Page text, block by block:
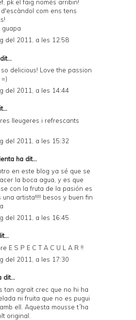
pk el faig només arribin!
com ens tens
guapa
del 2011, a les 12:58
delicious! Love the passion
del 2011, a les 14:44
lleugeres i refrescants
del 2011, a les 15:32
ha dit...
en este blog ya sé que se
la boca agua, y es que
con la fruta de la pasión es
una artista!!!! besos y buen fin
del 2011, a les 16:45
E S P E C T A C U L A R !!
del 2011, a les 17:30
dit...
tan agraït crec que no hi ha
ni fruita que no es pugui
ell. Aquesta mousse t´ha
original.